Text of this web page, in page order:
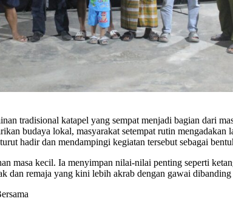
tradisional katapel yang sempat menjadi bagian dari
budaya lokal, masyarakat setempat rutin
hadir dan mendampingi kegiatan tersebut sebagai
masa kecil. Ia menyimpan nilai-nilai penting seperti
dan remaja yang kini lebih akrab dengan gawai